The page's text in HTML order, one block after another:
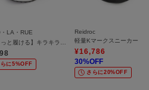
んからお仕事履き、普段使いなんでも合わ
LA・RUE
【シュっと履ける】キラキラニットスニーカー
らに5%OFF
Reidroc
軽量Kマークスニーカー
¥16,786
30%OFF
さらに20%OFF